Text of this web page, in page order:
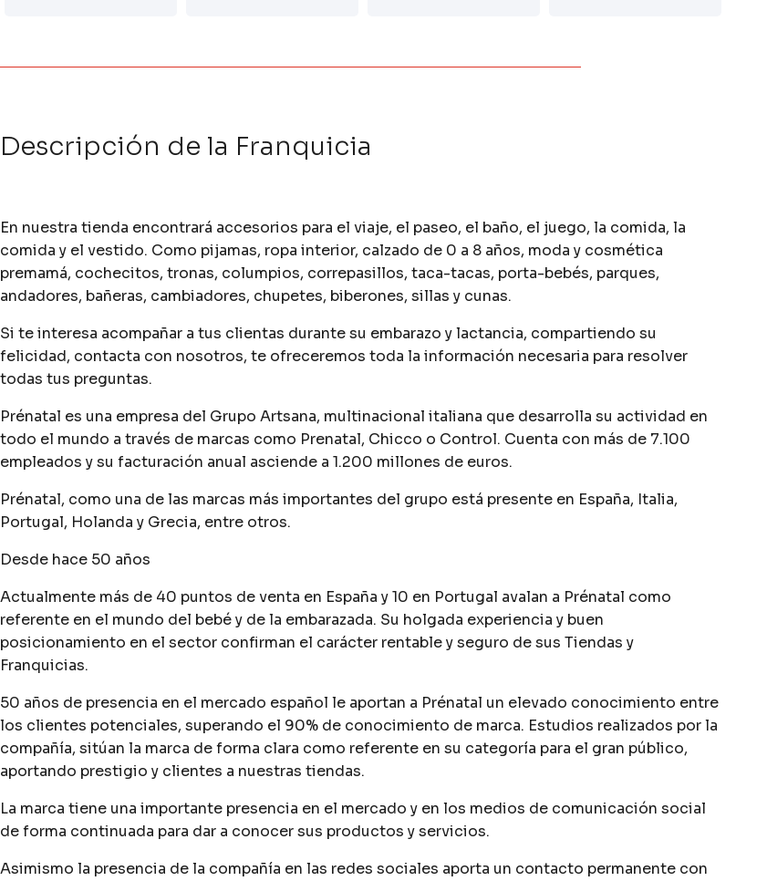
Descripción de la Franquicia
En nuestra tienda encontrará accesorios para el viaje, el paseo, el baño, el juego, la comida, la
comida y el vestido. Como pijamas, ropa interior, calzado de 0 a 8 años, moda y cosmética
premamá, cochecitos, tronas, columpios, correpasillos, taca-tacas, porta-bebés, parques,
andadores, bañeras, cambiadores, chupetes, biberones, sillas y cunas.
Si te interesa acompañar a tus clientas durante su embarazo y lactancia, compartiendo su
felicidad, contacta con nosotros, te ofreceremos toda la información necesaria para resolver
todas tus preguntas.
Prénatal es una empresa del Grupo Artsana, multinacional italiana que desarrolla su actividad en
todo el mundo a través de marcas como Prenatal, Chicco o Control. Cuenta con más de 7.100
empleados y su facturación anual asciende a 1.200 millones de euros.
Prénatal, como una de las marcas más importantes del grupo está presente en España, Italia,
Portugal, Holanda y Grecia, entre otros.
Desde hace 50 años
Actualmente más de 40 puntos de venta en España y 10 en Portugal avalan a Prénatal como
referente en el mundo del bebé y de la embarazada. Su holgada experiencia y buen
posicionamiento en el sector confirman el carácter rentable y seguro de sus Tiendas y
Franquicias.
50 años de presencia en el mercado español le aportan a Prénatal un elevado conocimiento entre
los clientes potenciales, superando el 90% de conocimiento de marca. Estudios realizados por la
compañía, sitúan la marca de forma clara como referente en su categoría para el gran público,
aportando prestigio y clientes a nuestras tiendas.
La marca tiene una importante presencia en el mercado y en los medios de comunicación social
de forma continuada para dar a conocer sus productos y servicios.
Asimismo la presencia de la compañía en las redes sociales aporta un contacto permanente con